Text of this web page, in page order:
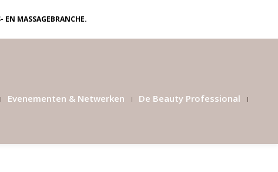
MASSAGEBRANCHE.
Evenementen & Netwerken De Beauty Professional